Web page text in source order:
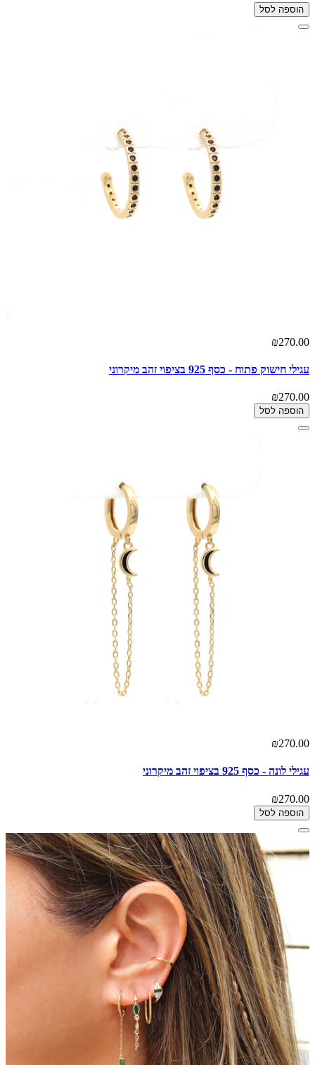
הוספה לסל
₪270.00
עגילי חישוק פתוח - כסף 925 בציפוי זהב מיקרוני
₪270.00
הוספה לסל
₪270.00
עגילי לונה - כסף 925 בציפוי זהב מיקרוני
₪270.00
הוספה לסל